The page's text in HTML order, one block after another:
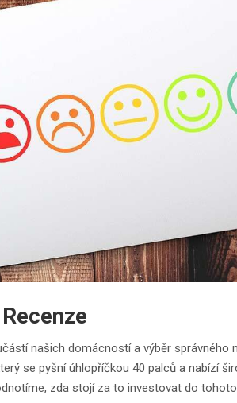
našich domácností a výběr správného
se pyšní úhlopříčkou 40 palců a nabízí
zda stojí za to investovat do